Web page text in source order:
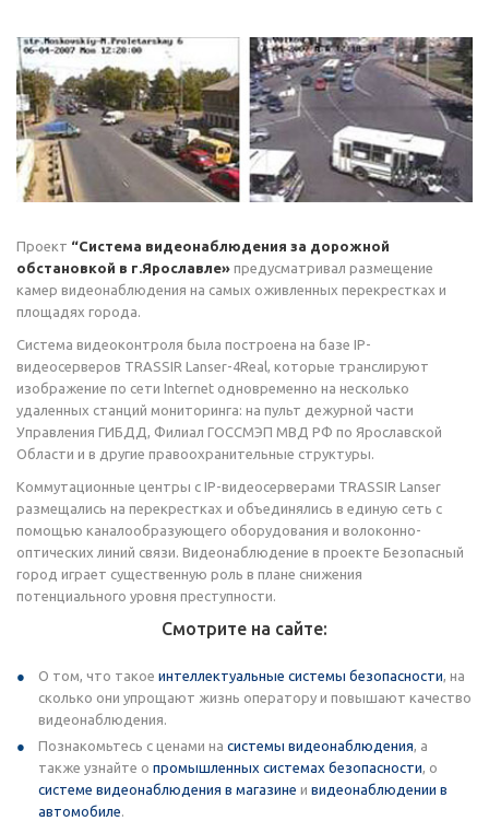
Проект “Система видеонаблюдения за дорожной
обстановкой в г.Ярославле» предусматривал размещение
камер видеонаблюдения на самых оживленных перекрестках и
площадях города.
Система видеоконтроля была построена на базе IP-
видеосерверов TRASSIR Lanser-4Real, которые транслируют
изображение по сети Internet одновременно на несколько
удаленных станций мониторинга: на пульт дежурной части
Управления ГИБДД, Филиал ГОССМЭП МВД РФ по Ярославской
Области и в другие правоохранительные структуры.
Коммутационные центры с IP-видеосерверами TRASSIR Lanser
размещались на перекрестках и объединялись в единую сеть с
помощью каналообразующего оборудования и волоконно-
оптических линий связи. Видеонаблюдение в проекте Безопасный
город играет существенную роль в плане снижения
потенциального уровня преступности.
Смотрите на сайте:
О том, что такое интеллектуальные системы безопасности, на
сколько они упрощают жизнь оператору и повышают качество
видеонаблюдения.
Познакомьтесь с ценами на системы видеонаблюдения, а
также узнайте о промышленных системах безопасности, о
системе видеонаблюдения в магазине и видеонаблюдении в
автомобиле.